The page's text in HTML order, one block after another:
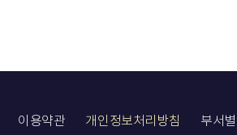
이용약관 개인정보처리방침 부서